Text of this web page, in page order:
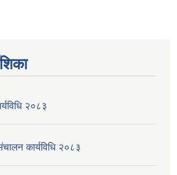
२०८३
कार्यविधि २०८३